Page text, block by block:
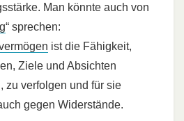
Man könnte auch von
“ sprechen:
ist die Fähigkeit,
Ziele und Absichten
zu verfolgen und für sie
gegen Widerstände.